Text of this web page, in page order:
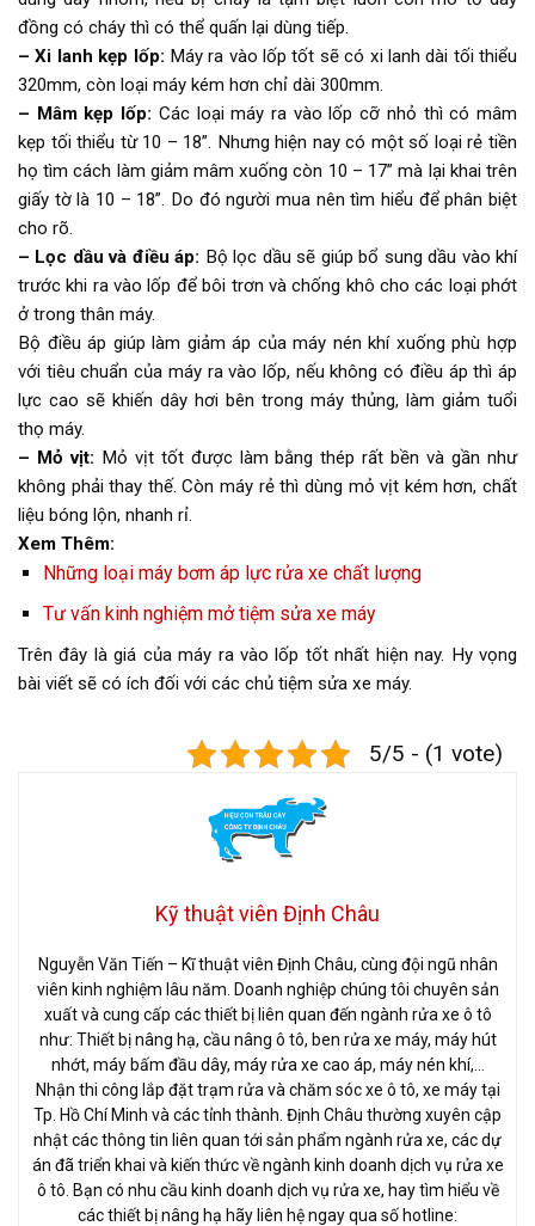
đồng có cháy thì có thể quấn lại dùng tiếp.
– Xi lanh kẹp lốp: Máy ra vào lốp tốt sẽ có xi lanh dài tối thiểu
320mm, còn loại máy kém hơn chỉ dài 300mm.
– Mâm kẹp lốp: Các loại máy ra vào lốp cỡ nhỏ thì có mâm
kẹp tối thiểu từ 10 – 18”. Nhưng hiện nay có một số loại rẻ tiền
họ tìm cách làm giảm mâm xuống còn 10 – 17” mà lại khai trên
giấy tờ là 10 – 18”. Do đó người mua nên tìm hiểu để phân biệt
cho rõ.
– Lọc dầu và điều áp: Bộ lọc dầu sẽ giúp bổ sung dầu vào khí
trước khi ra vào lốp để bôi trơn và chống khô cho các loại phớt
ở trong thân máy.
Bộ điều áp giúp làm giảm áp của máy nén khí xuống phù hợp
với tiêu chuẩn của máy ra vào lốp, nếu không có điều áp thì áp
lực cao sẽ khiến dây hơi bên trong máy thủng, làm giảm tuổi
thọ máy.
– Mỏ vịt: Mỏ vịt tốt được làm bằng thép rất bền và gần như
không phải thay thế. Còn máy rẻ thì dùng mỏ vịt kém hơn, chất
liệu bóng lộn, nhanh rỉ.
Xem Thêm:
Những loại máy bơm áp lực rửa xe chất lượng
Tư vấn kinh nghiệm mở tiệm sửa xe máy
Trên đây là giá của máy ra vào lốp tốt nhất hiện nay. Hy vọng
bài viết sẽ có ích đối với các chủ tiệm sửa xe máy.
5/5 - (1 vote)
Kỹ thuật viên Định Châu
Nguyễn Văn Tiến – Kĩ thuật viên Định Châu, cùng đội ngũ nhân
viên kinh nghiệm lâu năm. Doanh nghiệp chúng tôi chuyên sản
xuất và cung cấp các thiết bị liên quan đến ngành rửa xe ô tô
như: Thiết bị nâng hạ, cầu nâng ô tô, ben rửa xe máy, máy hút
nhớt, máy bấm đầu dây, máy rửa xe cao áp, máy nén khí,…
Nhận thi công lắp đặt trạm rửa và chăm sóc xe ô tô, xe máy tại
Tp. Hồ Chí Minh và các tỉnh thành. Định Châu thường xuyên cập
nhật các thông tin liên quan tới sản phẩm ngành rửa xe, các dự
án đã triển khai và kiến thức về ngành kinh doanh dịch vụ rửa xe
ô tô. Bạn có nhu cầu kinh doanh dịch vụ rửa xe, hay tìm hiểu về
các thiết bị nâng hạ hãy liên hệ ngay qua số hotline: